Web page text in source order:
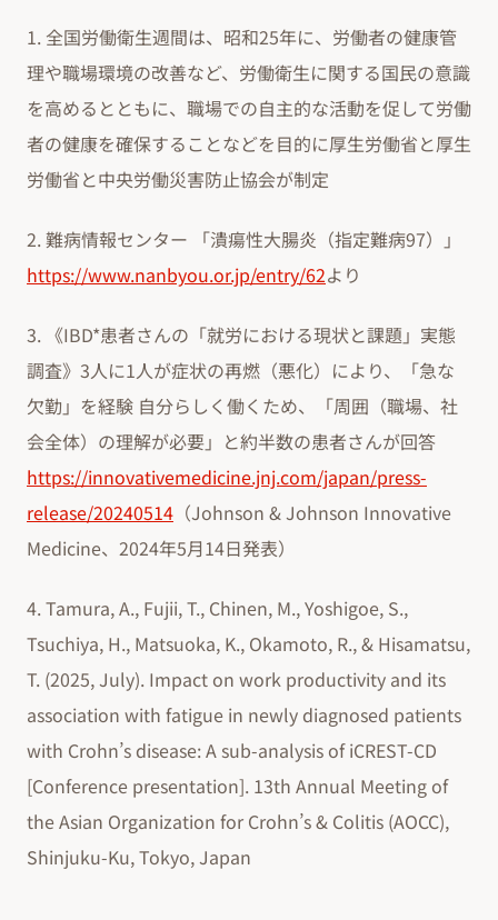
1. 全国労働衛生週間は、昭和25年に、労働者の健康管
理や職場環境の改善など、労働衛生に関する国民の意識
を高めるとともに、職場での自主的な活動を促して労働
者の健康を確保することなどを目的に厚生労働省と厚生
労働省と中央労働災害防止協会が制定
2. 難病情報センター 「潰瘍性大腸炎（指定難病97）」
https://www.nanbyou.or.jp/entry/62より
3. 《IBD*患者さんの「就労における現状と課題」実態
調査》3人に1人が症状の再燃（悪化）により、「急な
欠勤」を経験 自分らしく働くため、「周囲（職場、社
会全体）の理解が必要」と約半数の患者さんが回答
https://innovativemedicine.jnj.com/japan/press-
release/20240514 （Johnson & Johnson Innovative
Medicine、2024年5月14日発表）
4. Tamura, A., Fujii, T., Chinen, M., Yoshigoe, S.,
Tsuchiya, H., Matsuoka, K., Okamoto, R., & Hisamatsu,
T. (2025, July). Impact on work productivity and its
association with fatigue in newly diagnosed patients
with Crohn’s disease: A sub-analysis of iCREST-CD
[Conference presentation]. 13th Annual Meeting of
the Asian Organization for Crohn’s & Colitis (AOCC),
Shinjuku-Ku, Tokyo, Japan